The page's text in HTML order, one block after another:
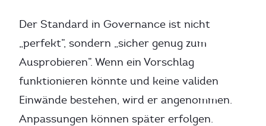
Der Standard in Governance ist nicht
„perfekt”, sondern „sicher genug zum
Ausprobieren”. Wenn ein Vorschlag
funktionieren könnte und keine validen
Einwände bestehen, wird er angenommen.
Anpassungen können später erfolgen.